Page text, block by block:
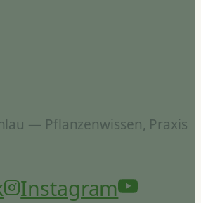
— Pflanzenwissen, Praxis
Instagram